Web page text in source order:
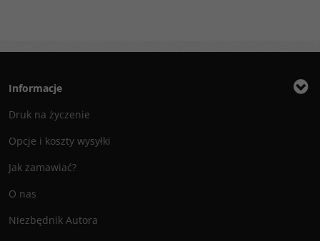
Informacje
Druk na życzenie
Opcje i koszty wysyłki
Jak zamawiać?
O nas
Niezbędnik Autora